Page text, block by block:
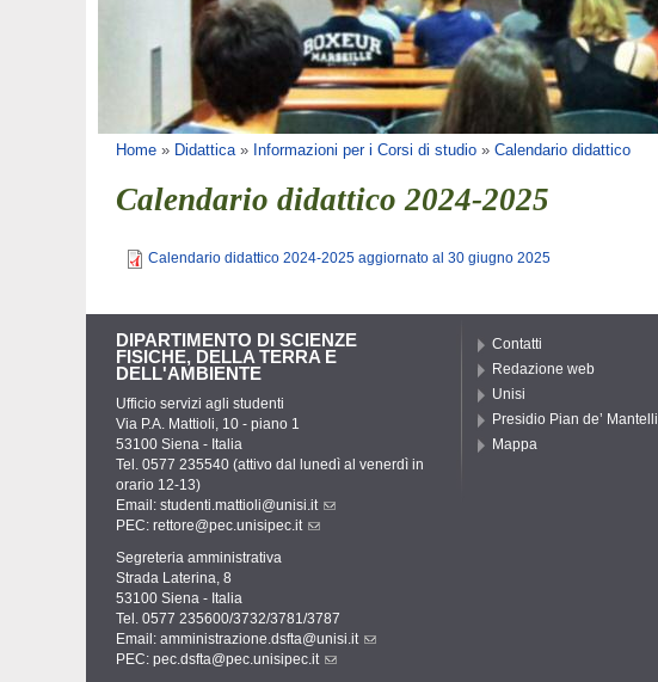
Tu sei qui
Home » Didattica» Informazioni per i Corsi di studio » Calendario didattico
Calendario didattico 2024-2025
Calendario didattico 2024-2025 aggiornato al 30 giugno 2025
DIPARTIMENTO DI SCIENZE
FISICHE, DELLA TERRA E
DELL'AMBIENTE
Ufficio servizi agli studenti
Via P.A. Mattioli, 10 - piano 1
53100 Siena - Italia
Tel. 0577 235540 (attivo dal lunedì al venerdì in
orario 12-13)
Email: studenti.mattioli@unisi.it
PEC: rettore@pec.unisipec.it
Segreteria amministrativa
Strada Laterina, 8
53100 Siena - Italia
Tel. 0577 235600/3732/3781/3787
Email: amministrazione.dsfta@unisi.it
PEC: pec.dsfta@pec.unisipec.it
Contatti
Redazione web
Unisi
Presidio Pian de’
Mappa